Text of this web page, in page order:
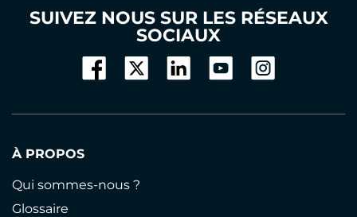
SUIVEZ NOUS SUR LES RÉSEAUX
SOCIAUX
À PROPOS
Qui sommes-nous ?
Glossaire